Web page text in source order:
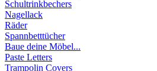
Schultrinkbechers
Nagellack
Räder
Spannbetttücher
Baue deine Möbel...
Paste Letters
Trampolin Covers